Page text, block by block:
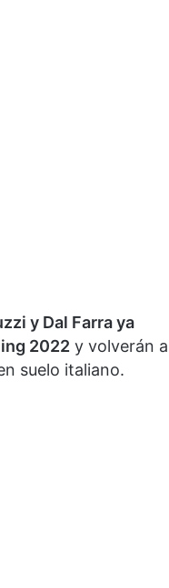
y Dal Farra ya
2022 y volverán a
suelo italiano.